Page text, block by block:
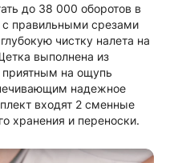
до 38 000 оборотов в
правильными срезами
чистку налета на
выполнена из
приятным на ощупь
надежное
входят 2 сменные
хранения и переноски.